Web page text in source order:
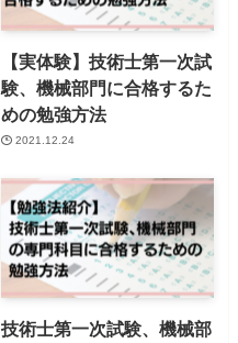
【実体験】技術士第一次試
験、機械部門に合格するた
めの勉強方法
2021.12.24
技術士第一次試験、機械部